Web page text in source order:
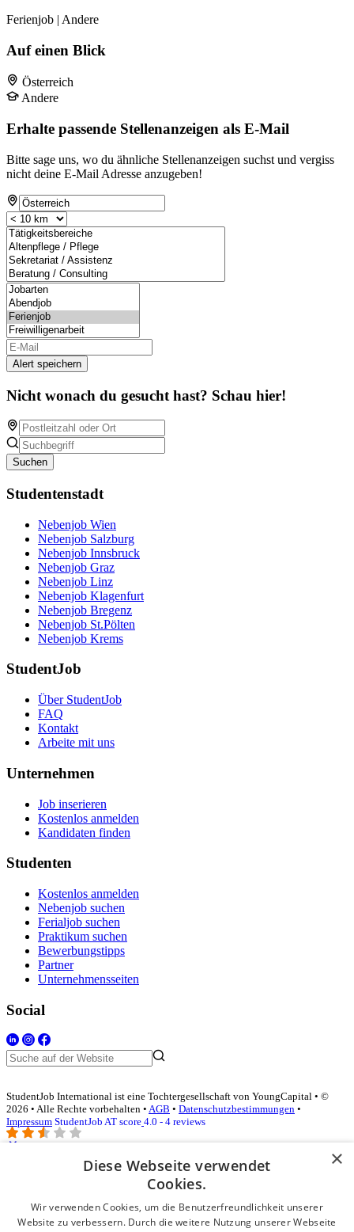
Ferienjob | Andere
Auf einen Blick
Österreich
Andere
Erhalte passende Stellenanzeigen als E-Mail
Bitte sage uns, wo du ähnliche Stellenanzeigen suchst und vergiss
nicht deine E-Mail Adresse anzugeben!
Alert speichern
Nicht wonach du gesucht hast? Schau hier!
Suchen
Studentenstadt
Nebenjob Wien
Nebenjob Salzburg
Nebenjob Innsbruck
Nebenjob Graz
Nebenjob Linz
Nebenjob Klagenfurt
Nebenjob Bregenz
Nebenjob St.Pölten
Nebenjob Krems
StudentJob
Über StudentJob
FAQ
Kontakt
Arbeite mit uns
Unternehmen
Job inserieren
Kostenlos anmelden
Kandidaten finden
Studenten
Kostenlos anmelden
Nebenjob suchen
Ferialjob suchen
Praktikum suchen
Bewerbungstipps
Partner
Unternehmensseiten
Social
StudentJob International ist eine Tochtergesellschaft von YoungCapital • ©
2026 • Alle Rechte vorbehalten • AGB • Datenschutzbestimmungen •
Impressum StudentJob AT score 4.0 - 4 reviews
Login für Unternehmen
E-Mail*
×
Diese Webseite verwendet
Cookies.
Wir verwenden Cookies, um die Benutzerfreundlichkeit unserer
Website zu verbessern. Durch die weitere Nutzung unserer Webseite